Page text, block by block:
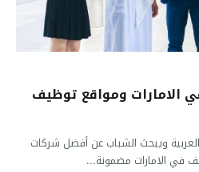
ومواقع توظيف
ويبحث الشباب عن أفضل شركات
في الامارات مضمونة...